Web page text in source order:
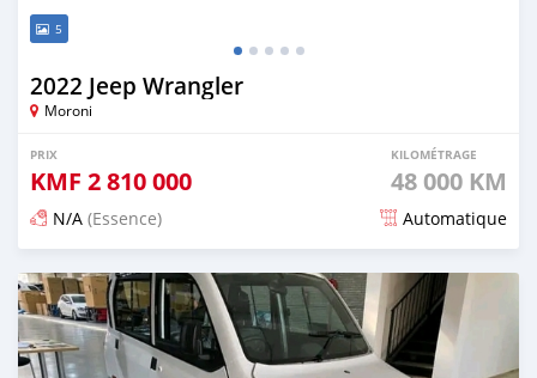
5
2022 Jeep Wrangler
Moroni
PRIX
KMF 2 810 000
KILOMÉTRAGE
48 000 KM
N/A (Essence) Automatique
Publié il y a environ un mois